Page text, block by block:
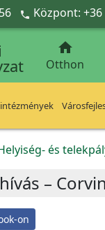
 Központ:

Otthon
és
–
on